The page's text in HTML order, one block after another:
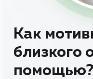
Как
близкого
помощью?